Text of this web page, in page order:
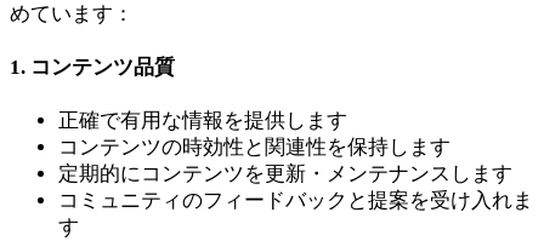
めています：
1. コンテンツ品質
正確で有用な情報を提供します
コンテンツの時効性と関連性を保持します
定期的にコンテンツを更新・メンテナンスします
コミュニティのフィードバックと提案を受け入れま
す